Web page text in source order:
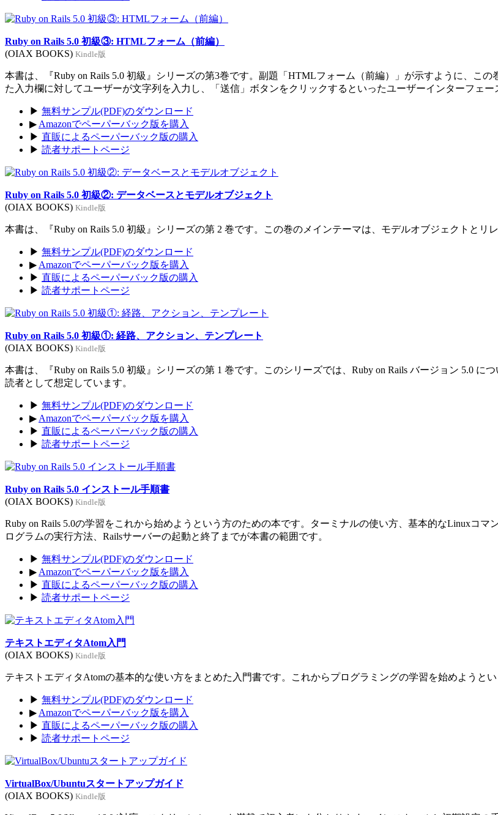
Ruby on Rails 5.0 初級③: HTMLフォーム（前編）
(OIAX BOOKS) Kindle版
本書は、『Ruby on Rails 5.0 初級』シリーズの第3巻です。副題「HTMLフォーム（前編）」が示すように、こ
た入力欄に対してユーザーが文字列を入力し、「送信」ボタンをクリックするといったユーザーインターフェー
▶ 無料サンプル(PDF)のダウンロード
▶ Amazonでペーパーバック版を購入
▶ 直販によるペーパーバック版の購入
▶ 読者サポートページ
Ruby on Rails 5.0 初級②: データベースとモデルオブジェクト
(OIAX BOOKS) Kindle版
本書は、『Ruby on Rails 5.0 初級』シリーズの第 2 巻です。この巻のメインテーマは、モデルオブジェクトとリ
▶ 無料サンプル(PDF)のダウンロード
▶ Amazonでペーパーバック版を購入
▶ 直販によるペーパーバック版の購入
▶ 読者サポートページ
Ruby on Rails 5.0 初級①: 経路、アクション、テンプレート
(OIAX BOOKS) Kindle版
本書は、『Ruby on Rails 5.0 初級』シリーズの第 1 巻です。このシリーズでは、Ruby on Rails バージョン 5.0
読者として想定しています。
▶ 無料サンプル(PDF)のダウンロード
▶ Amazonでペーパーバック版を購入
▶ 直販によるペーパーバック版の購入
▶ 読者サポートページ
Ruby on Rails 5.0 インストール手順書
(OIAX BOOKS) Kindle版
Ruby on Rails 5.0の学習をこれから始めようという方のための本です。ターミナルの使い方、基本的なLinuxコマ
ログラムの実行方法、Railsサーバーの起動と終了までが本書の範囲です。
▶ 無料サンプル(PDF)のダウンロード
▶ Amazonでペーパーバック版を購入
▶ 直販によるペーパーバック版の購入
▶ 読者サポートページ
テキストエディタAtom入門
(OIAX BOOKS) Kindle版
テキストエディタAtomの基本的な使い方をまとめた入門書です。これからプログラミングの学習を始めようと
▶ 無料サンプル(PDF)のダウンロード
▶ Amazonでペーパーバック版を購入
▶ 直販によるペーパーバック版の購入
▶ 読者サポートページ
VirtualBox/Ubuntuスタートアップガイド
(OIAX BOOKS) Kindle版